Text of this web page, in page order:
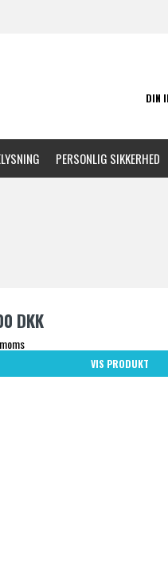
DIN
PERSONLIG SIKKERHED
DKK
VIS PRODUKT